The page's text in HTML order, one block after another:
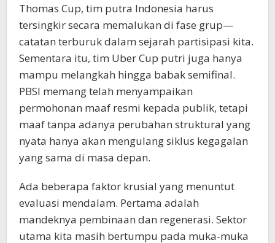
Thomas Cup, tim putra Indonesia harus
tersingkir secara memalukan di fase grup—
catatan terburuk dalam sejarah partisipasi kita.
Sementara itu, tim Uber Cup putri juga hanya
mampu melangkah hingga babak semifinal.
PBSI memang telah menyampaikan
permohonan maaf resmi kepada publik, tetapi
maaf tanpa adanya perubahan struktural yang
nyata hanya akan mengulang siklus kegagalan
yang sama di masa depan.
​Ada beberapa faktor krusial yang menuntut
evaluasi mendalam. Pertama adalah
mandeknya pembinaan dan regenerasi. Sektor
utama kita masih bertumpu pada muka-muka